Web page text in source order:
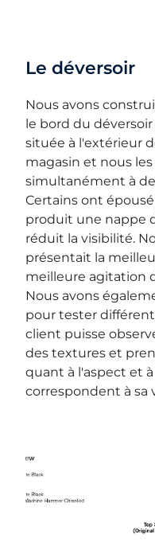
Le déversoir
Nous avons
le bord du
située à l'extérieur
magasin et nous
simultanément à
Certains ont
produit une nappe
réduit la visibilité.
présentait la
meilleure agitation
Nous avons
pour tester
client puisse
des textures et
quant à l'aspect et
correspondent à sa